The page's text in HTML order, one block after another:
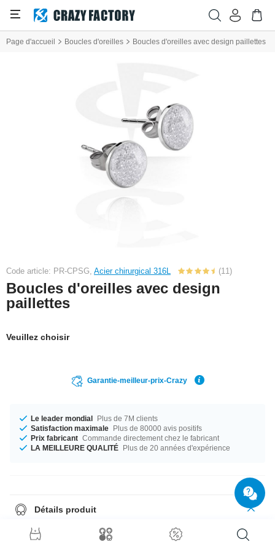
Page d'accueil Boucles d'oreilles Boucles d'oreilles avec design paillettes
Code article: PR-CPSG, Acier chirurgical 316L (11)
Boucles d'oreilles avec design
paillettes
Veuillez choisir
Garantie-meilleur-prix-Crazy
Le leader mondial Plus de 7M clients
Satisfaction maximale Plus de 80000 avis positifs
Prix fabricant Commande directement chez le fabricant
LA MEILLEURE QUALITÉ Plus de 20 années d'expérience
Détails produit
Disponible pour toi dans les diamètres 6 mm et 10 mm. Une large palette
de couleurs allant du Aurora Borealis au Rubis et bien plus encore. Un